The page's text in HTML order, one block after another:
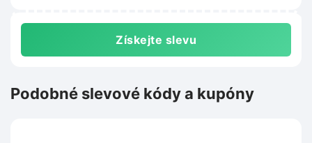
Získejte slevu
Podobné slevové kódy a kupóny